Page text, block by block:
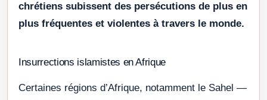
chrétiens subissent des persécutions de plus en
plus fréquentes et violentes à travers le monde.
Insurrections islamistes en Afrique
Certaines régions d’Afrique, notamment le Sahel —